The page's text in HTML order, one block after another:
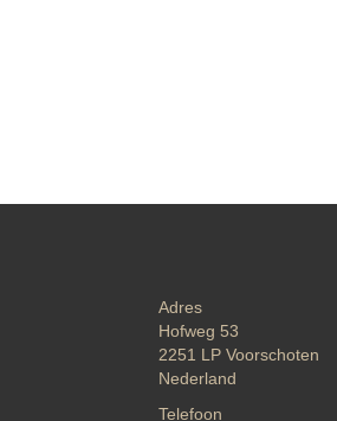
Adres
Hofweg 53
2251 LPVoorschoten
Nederland
Telefoon